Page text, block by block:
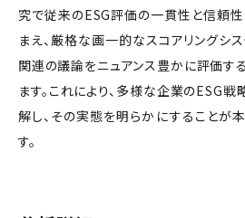
究で従来のESG評価の一貫性と信頼
まえ、厳格な画一的なスコアリングシ
関連の議論をニュアンス豊かに評価す
ます。これにより、多様な企業のESG
解し、その実態を明らかにすることが
す。